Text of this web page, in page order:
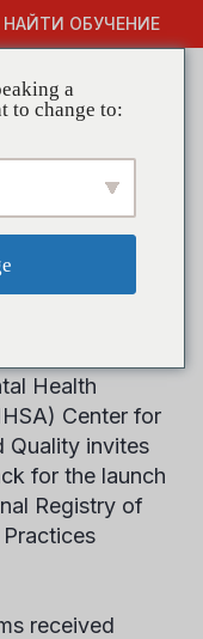
НАЙТИ ОБУЧЕНИЕ
based
Health
Center for
Quality invites
for the launch
Registry of
received
a
to change to: